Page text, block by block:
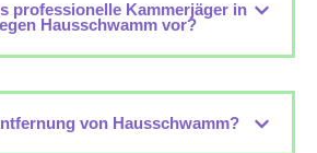
professionelle Kammerjäger in
Hausschwamm vor?
von Hausschwamm?